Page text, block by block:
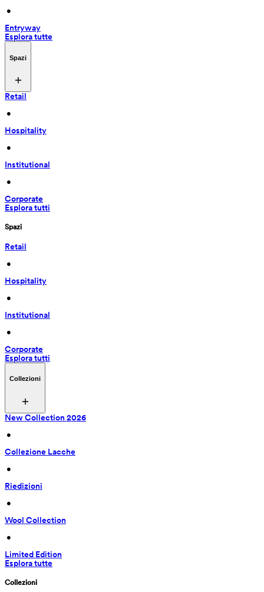
•
Entryway
Esplora tutte
Spazi
Retail
•
Hospitality
•
Institutional
•
Corporate
Esplora tutti
Spazi
Retail
•
Hospitality
•
Institutional
•
Corporate
Esplora tutti
Collezioni
New Collection 2026
•
Collezione Lacche
•
Riedizioni
•
Wool Collection
•
Limited Edition
Esplora tutte
Collezioni